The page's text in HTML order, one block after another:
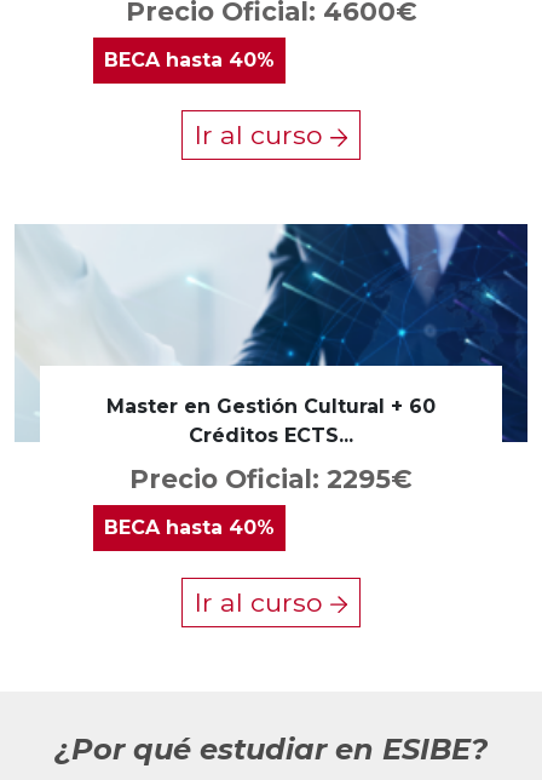
Precio Oficial: 4600€
BECAhasta 40%
Ir al curso
Master en Gestión Cultural + 60
Créditos ECTS...
Precio Oficial: 2295€
BECA hasta 40%
Ir al curso
¿Por qué estudiar en ESIBE?